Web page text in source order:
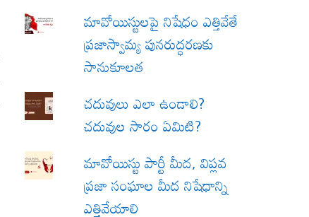
మావోయిస్టులపై నిషేధం ఎత్తివేతే
ప్రజాస్వామ్య పునరుద్ధరణకు
సానుకూలత
చదువులు ఎలా ఉండాలి?
చదువుల సారం ఏమిటి?
మావోయిస్టు పార్టీ మీద, విప్లవ
ప్రజా సంఘాల మీద నిషేధాన్ని
ఎత్తివేయాలి